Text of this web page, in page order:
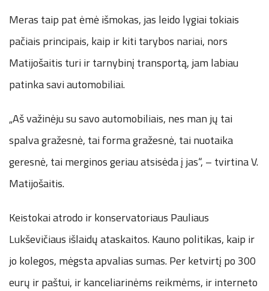
Meras taip pat ėmė išmokas, jas leido lygiai tokiais
pačiais principais, kaip ir kiti tarybos nariai, nors
Matijošaitis turi ir tarnybinį transportą, jam labiau
patinka savi automobiliai.
„Aš važinėju su savo automobiliais, nes man jų tai
spalva gražesnė, tai forma gražesnė, tai nuotaika
geresnė, tai merginos geriau atsisėda į jas“, – tvirtina V.
Matijošaitis.
Keistokai atrodo ir konservatoriaus Pauliaus
Lukševičiaus išlaidų ataskaitos. Kauno politikas, kaip ir
jo kolegos, mėgsta apvalias sumas. Per ketvirtį po 300
eurų ir paštui, ir kanceliarinėms reikmėms, ir interneto